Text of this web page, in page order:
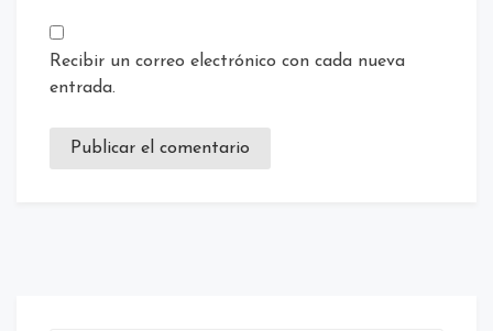
Recibir un correo electrónico con cada nueva
entrada.